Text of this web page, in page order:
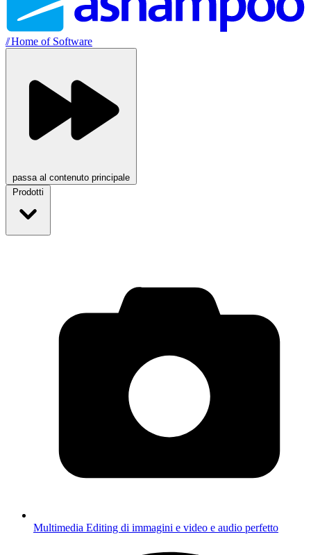
//Home of Software
passa al contenuto principale
Prodotti
Multimedia Editing di immagini e video e audio perfetto